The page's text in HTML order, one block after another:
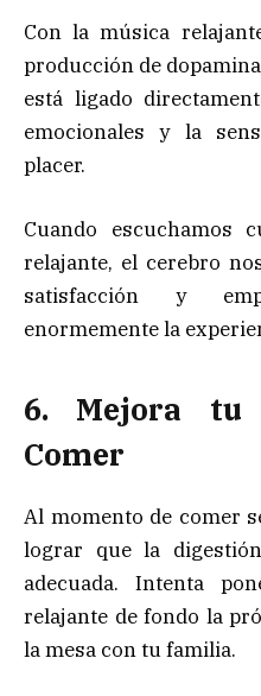
Con la música
producción de
está ligado
emocionales y la
placer.
Cuando escuchamos
relajante, el cerebro
satisfacción y
enormemente la
6. Mejora tu
Comer
Al momento de comer
lograr que la
adecuada. Intenta
relajante de fondo la
la mesa con tu familia.